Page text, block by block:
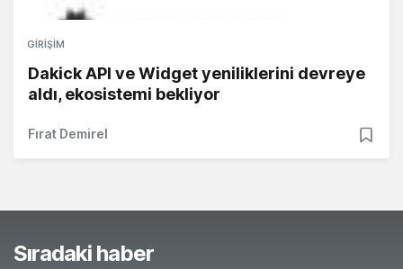
GIRIŞIM
Dakick API ve Widget yeniliklerini devreye
aldı, ekosistemi bekliyor
Fırat Demirel
Sıradaki haber